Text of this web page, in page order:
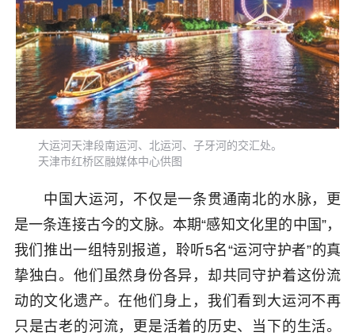
大运河天津段南运河、北运河、子牙河的交汇处。
天津市红桥区融媒体中心供图
中国大运河，不仅是一条贯通南北的水脉，更
是一条连接古今的文脉。本期“感知文化里的中国”，
我们推出一组特别报道，聆听5名“运河守护者”的真
挚独白。他们虽然身份各异，却共同守护着这份流
动的文化遗产。在他们身上，我们看到大运河不再
只是古老的河流，更是活着的历史、当下的生活。